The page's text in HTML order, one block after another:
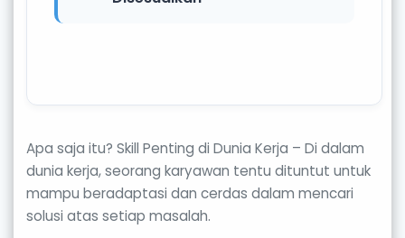
Apa saja itu? Skill Penting di Dunia Kerja – Di dalam
dunia kerja, seorang karyawan tentu dituntut untuk
mampu beradaptasi dan cerdas dalam mencari
solusi atas setiap masalah.